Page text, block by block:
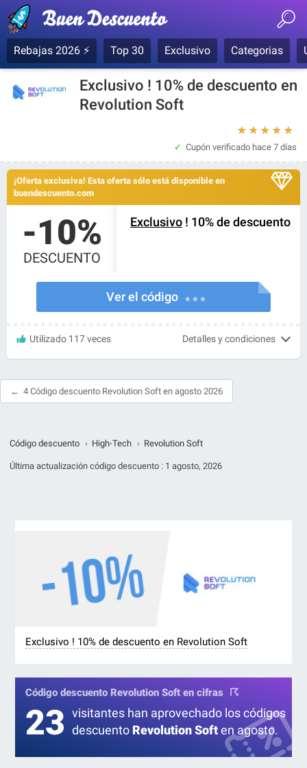
Rebajas 2026 ⚡ Top 30 Exclusivo Categorias
Exclusivo ! 10% de descuento en
Revolution Soft
★
★
★
★
★
Cupón verificado hace 7 días
¡Oferta exclusiva! Esta oferta sólo está disponible en
buendescuento.com
-10%
DESCUENTO
Exclusivo ! 10% de descuento
Ver el código * * *
Utilizado 117 veces Detalles y condiciones
4 Código descuento Revolution Soft en agosto 2026
Código descuento › High-Tech › Revolution Soft
Última actualización código descuento : 1 agosto, 2026
Exclusivo ! 10% de descuento en Revolution Soft
Código descuento Revolution Soft en cifras
23 visitantes han aprovechado los códigos
descuento Revolution Soften agosto.